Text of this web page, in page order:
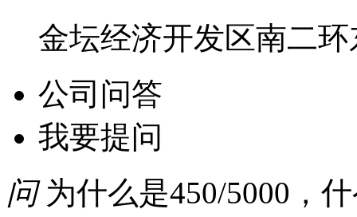
金坛经济开发区南二环
公司问答
我要提问
问为什么是450/5000，